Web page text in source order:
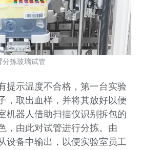
提示温度不合格，第一台实验
，取出血样，并将其放好以便
机器人借助扫描仪识别拆包的
，由此对试管进行分拣。由
设备中输出，以便实验室员工
分拣玻璃试管